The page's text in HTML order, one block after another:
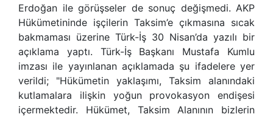
Erdoğan ile görüşseler de sonuç değişmedi. AKP
Hükümetininde işçilerin Taksim’e çıkmasına sıcak
bakmaması üzerine Türk-İş 30 Nisan’da yazılı bir
açıklama yaptı. Türk-İş Başkanı Mustafa Kumlu
imzası ile yayınlanan açıklamada şu ifadelere yer
verildi; "Hükümetin yaklaşımı, Taksim alanındaki
kutlamalara ilişkin yoğun provokasyon endişesi
içermektedir. Hükümet, Taksim Alanının bizlerin